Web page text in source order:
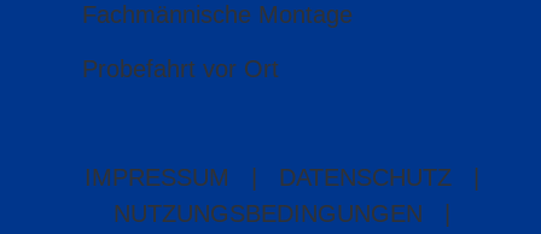
Fachmännische Montage
Probefahrt vor Ort
IMPRESSUM DATENSCHUTZ
NUTZUNGSBEDINGUNGEN